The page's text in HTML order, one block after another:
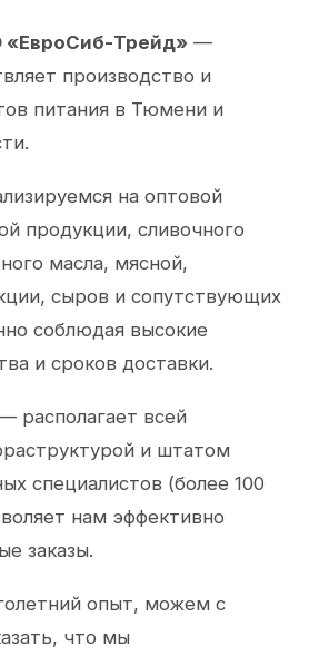
«ЕвроСиб-Трейд» —
производство и
питания в Тюмени и
на оптовой
продукции, сливочного
масла, мясной,
сыров и сопутствующих
соблюдая высокие
и сроков доставки.
располагает всей
и штатом
специалистов (более 100
нам эффективно
заказы.
опыт, можем с
что мы